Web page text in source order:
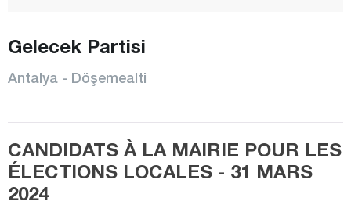
FİNİKE
GAZİPAŞA
İBRADI
KAŞ
KEMER
Gelecek Partisi
Antalya - Döşemealti
CANDIDATS À LA MAIRIE POUR LES
ÉLECTIONS LOCALES - 31 MARS
2024